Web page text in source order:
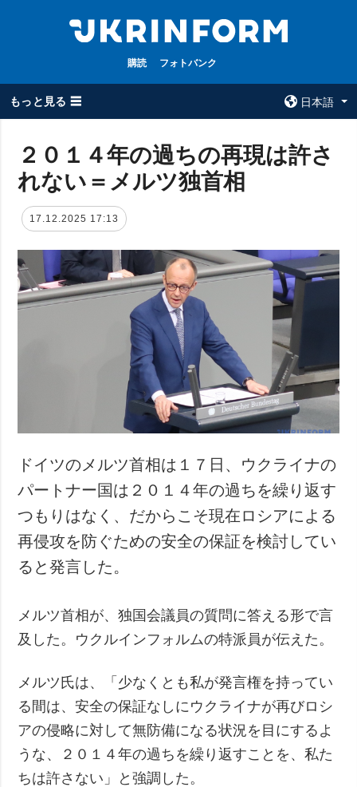
購読 フォトバンク
もっと見る ☰
日本語
全てのトピック
被占領地
政治
経済・復興
防衛
事故・緊急事態
ウクルインフォ
ルム
コンタクト
特集
インタビュー
写真
動画
購読
フォトバンク
２０１４年の過ちの再現は許さ
れない＝メルツ独首相
17.12.2025 17:13
ドイツのメルツ首相は１７日、ウクライナの
パートナー国は２０１４年の過ちを繰り返す
つもりはなく、だからこそ現在ロシアによる
再侵攻を防ぐための安全の保証を検討してい
ると発言した。
メルツ首相が、独国会議員の質問に答える形で言
及した。ウクルインフォルムの特派員が伝えた。
メルツ氏は、「少なくとも私が発言権を持ってい
る間は、安全の保証なしにウクライナが再びロシ
アの侵略に対して無防備になる状況を目にするよ
うな、２０１４年の過ちを繰り返すことを、私た
ちは許さない」と強調した。